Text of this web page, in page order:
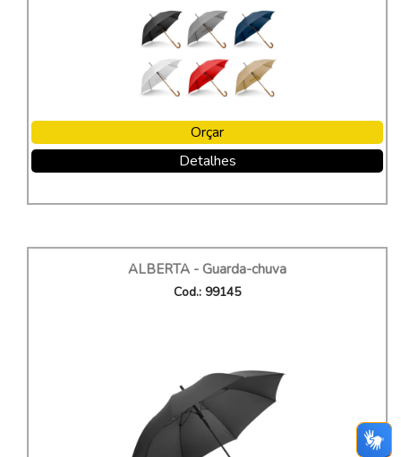
Orçar
Detalhes
ALBERTA - Guarda-chuva
Cod.: 99145